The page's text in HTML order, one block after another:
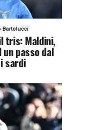
Bartolucci
tris: Maldini,
un passo dal
sardi